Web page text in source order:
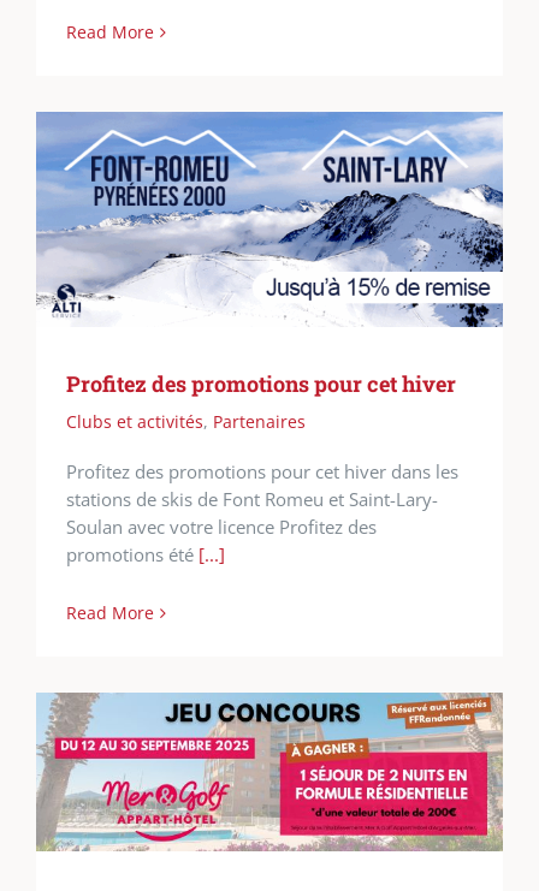
Read More
Profitez des promotions pour cet hiver
Clubs et activités, Partenaires
Profitez des promotions pour cet hiver dans les
stations de skis de Font Romeu et Saint-Lary-
Soulan avec votre licence Profitez des
promotions été [...]
Read More